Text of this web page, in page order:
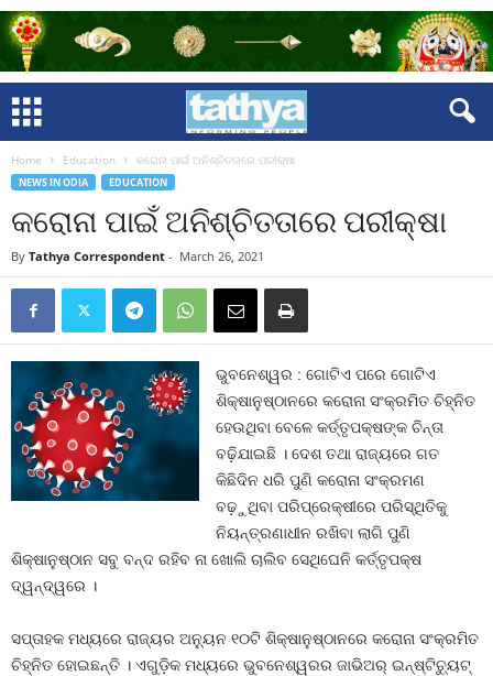
Home Education କରୋନା ପାଇଁ ଅନିଶ୍ଚିତତାରେ ପରୀକ୍ଷା
NEWS IN ODIA EDUCATION
କରୋନା ପାଇଁ ଅନିଶ୍ଚିତତାରେ ପରୀକ୍ଷା
By Tathya Correspondent - March 26, 2021
ଭୁବନେଶ୍ୱର : ଗୋଟିଏ ପରେ ଗୋଟିଏ
ଶିକ୍ଷାନୁଷ୍ଠାନରେ କରୋନା ସଂକ୍ରମିତ ଚିହ୍ନିତ
ହେଉଥିବା ବେଳେ କର୍ତ୍ତୃପକ୍ଷଙ୍କ ଚିନ୍ତା
ବଢ଼ିଯାଇଛି । ଦେଶ ତଥା ରାଜ୍ୟରେ ଗତ
କିଛିଦିନ ଧରି ପୁଣି କରୋନା ସଂକ୍ରମଣ
ବଢ଼ୁଥିବା ପରିପ୍ରେକ୍ଷୀରେ ପରିସ୍ଥିତିକୁ
ନିୟନ୍ତ୍ରଣାଧୀନ ରଖିବା ଲାଗି ପୁଣି
ଶିକ୍ଷାନୁଷ୍ଠାନ ସବୁ ବନ୍ଦ ରହିବ ନା ଖୋଲି ଚାଲିବ ସେଥିଘେନି କର୍ତ୍ତୃପକ୍ଷ
ଦ୍ୱନ୍ଦ୍ୱରେ ।
ସପ୍ତାହକ ମଧ୍ୟରେ ରାଜ୍ୟର ଅନ୍ୟୁନ ୧୦ଟି ଶିକ୍ଷାନୁଷ୍ଠାନରେ କରୋନା ସଂକ୍ରମିତ
ଚିହ୍ନିତ ହୋଇଛନ୍ତି । ଏଗୁଡ଼ିକ ମଧ୍ୟରେ ଭୁବନେଶ୍ୱରର ଜାଭିଅର୍‍ ଇନ୍‍ଷ୍ଟିଚ୍ୟୁଟ୍‍